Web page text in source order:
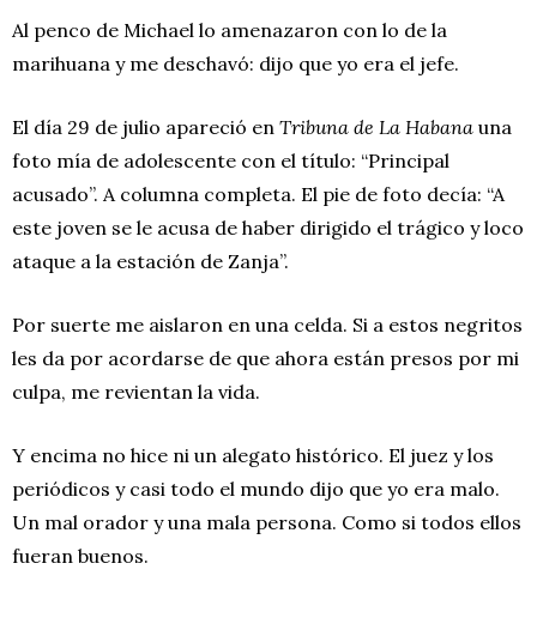
Al penco de Michael lo amenazaron con lo de la
marihuana y me deschavó: dijo que yo era el jefe.
El día 29 de julio apareció en Tribuna de La Habana una
foto mía de adolescente con el título: “Principal
acusado”. A columna completa. El pie de foto decía: “A
este joven se le acusa de haber dirigido el trágico y loco
ataque a la estación de Zanja”.
Por suerte me aislaron en una celda. Si a estos negritos
les da por acordarse de que ahora están presos por mi
culpa, me revientan la vida.
Y encima no hice ni un alegato histórico. El juez y los
periódicos y casi todo el mundo dijo que yo era malo.
Un mal orador y una mala persona. Como si todos ellos
fueran buenos.